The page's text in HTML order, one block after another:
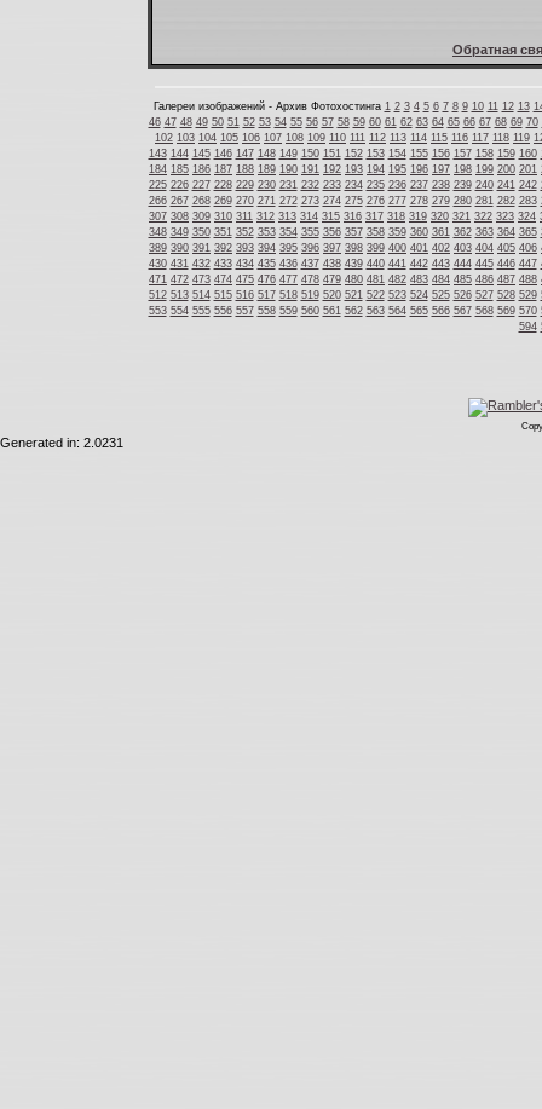
Обратная
Галереи изображений - Архив Фотохостинга 1 2 3 4 5 6 7 8 9 10 11 12 13
46 47 48 49 50 51 52 53 54 55 56 57 58 59 60 61 62 63 64 65 66 67 68 69 70
102 103 104 105 106 107 108 109 110 111 112 113 114 115 116 117 118 119
143 144 145 146 147 148 149 150 151 152 153 154 155 156 157 158 159 160
184 185 186 187 188 189 190 191 192 193 194 195 196 197 198 199 200 201
225 226 227 228 229 230 231 232 233 234 235 236 237 238 239 240 241 242
266 267 268 269 270 271 272 273 274 275 276 277 278 279 280 281 282 283
307 308 309 310 311 312 313 314 315 316 317 318 319 320 321 322 323 324
348 349 350 351 352 353 354 355 356 357 358 359 360 361 362 363 364 365
389 390 391 392 393 394 395 396 397 398 399 400 401 402 403 404 405 406
430 431 432 433 434 435 436 437 438 439 440 441 442 443 444 445 446 447
471 472 473 474 475 476 477 478 479 480 481 482 483 484 485 486 487 488
512 513 514 515 516 517 518 519 520 521 522 523 524 525 526 527 528 529
553 554 555 556 557 558 559 560 561 562 563 564 565 566 567 568 569 570
594
Generated in: 2.0231